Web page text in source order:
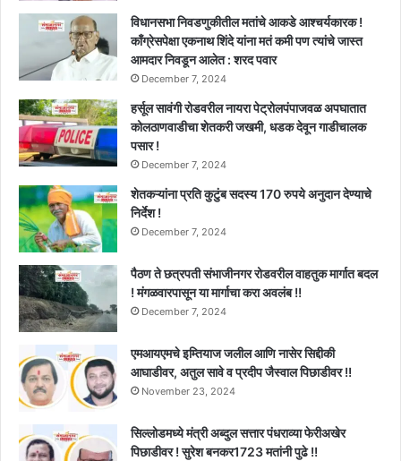
विधानसभा निवडणुकीतील मतांचे आकडे आश्चर्यकारक !
काँग्रेसपेक्षा एकनाथ शिंदे यांना मतं कमी पण त्यांचे जास्त
आमदार निवडून आलेत : शरद पवार
December 7, 2024
हर्सूल सावंगी रोडवरील नायरा पेट्रोलपंपाजवळ अपघातात
कोलठाणवाडीचा शेतकरी जखमी, धडक देवून गाडीचालक
पसार !
December 7, 2024
शेतकऱ्यांना प्रति कुटुंब सदस्य 170 रुपये अनुदान देण्याचे
निर्देश !
December 7, 2024
पैठण ते छत्रपती संभाजीनगर रोडवरील वाहतुक मार्गात बदल
! मंगळवारपासून या मार्गाचा करा अवलंब !!
December 7, 2024
एमआयएमचे इम्तियाज जलील आणि नासेर सिद्दीकी
आघाडीवर, अतुल सावे व प्रदीप जैस्वाल पिछाडीवर !!
November 23, 2024
सिल्लोडमध्ये मंत्री अब्दुल सत्तार पंधराव्या फेरीअखेर
पिछाडीवर ! सुरेश बनकर1723 मतांनी पुढे !!